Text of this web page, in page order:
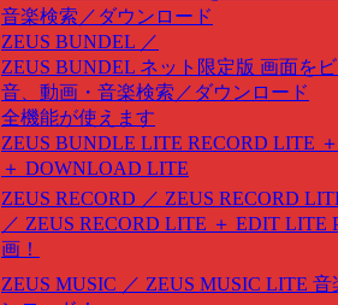
ZEUS BUNDEL ／
ZEUS BUNDEL ネット限定版 画面を
音、動画・音楽検索／ダウンロード
全機能が使えます
ZEUS BUNDLE LITE RECORD LITE
＋ DOWNLOAD LITE
ZEUS RECORD ／ ZEUS RECORD
／ ZEUS RECORD LITE ＋ EDIT LITE
画！
ZEUS MUSIC ／ ZEUS MUSIC LITE 音